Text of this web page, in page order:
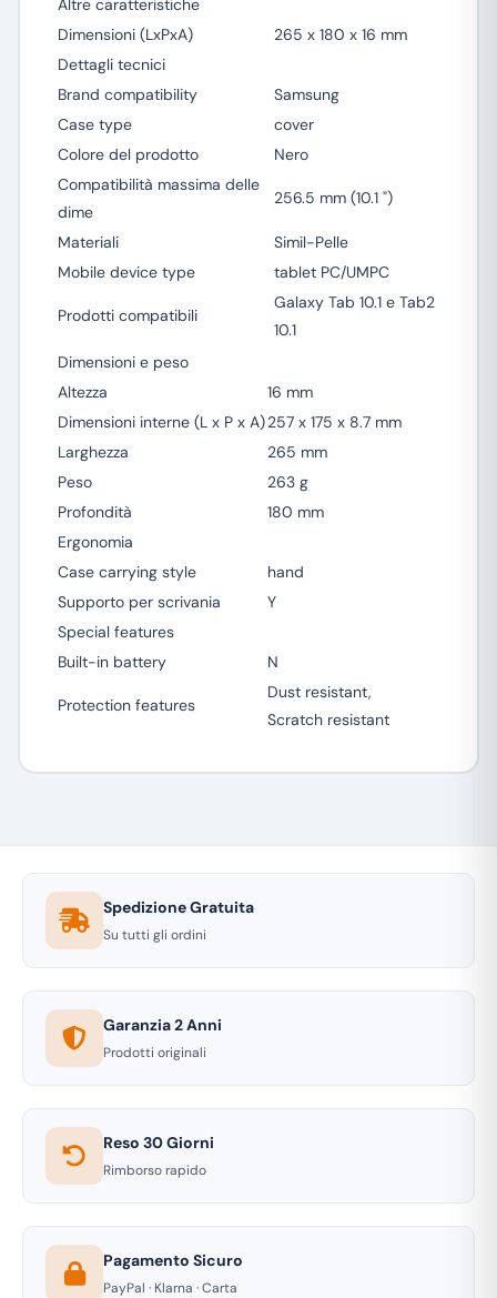
Altre caratteristiche
Dimensioni (LxPxA)
265 x 180 x 16 mm
Dettagli tecnici
Brand compatibility
Samsung
Case type
cover
Colore del prodotto
Nero
Compatibilità massima delle
dime
256.5 mm (10.1 ")
Materiali
Simil-Pelle
Mobile device type
tablet PC/UMPC
Prodotti compatibili
Galaxy Tab 10.1 e Tab2
10.1
Dimensioni e peso
Altezza
16 mm
Dimensioni interne (L x P x A)257 x 175 x 8.7 mm
Larghezza
265 mm
Peso
263 g
Profondità
180 mm
Ergonomia
Case carrying style
hand
Supporto per scrivania
Y
Special features
Built-in battery
N
Protection features
Dust resistant,
Scratch resistant
Spedizione Gratuita
Su tutti gli ordini
Garanzia 2 Anni
Prodotti originali
Reso 30 Giorni
Rimborso rapido
Pagamento Sicuro
PayPal · Klarna · Carta